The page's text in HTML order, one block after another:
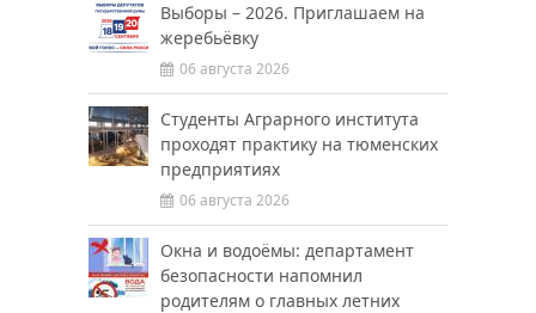
Выборы – 2026. Приглашаем на
жеребьёвку
06 августа 2026
Студенты Аграрного института
проходят практику на тюменских
предприятиях
06 августа 2026
Окна и водоёмы: департамент
безопасности напомнил
родителям о главных летних